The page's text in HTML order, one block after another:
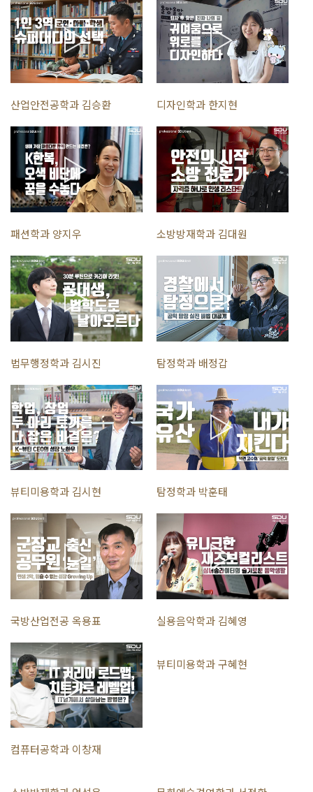
서울디지털대학교에서 놀이지도, 영어스토리텔링기법, 영어 교수법,
아동영어교육 이런 강의들을 들을 수 있어서 현장에서 직접 적용해
보았을 때 굉장히 많은 도움을 얻을 수 있었던 것 같아요.
현장에서 공간능력이라든지, 설계도 작성법, 캐드 프로그램이라든지,
포토샵, 이런 여러 소프트프로그램들을 다룰 줄 아는 능력이 현장에서
요구가 되더라고요, 공부하면서 배웠던 이론과 실무가 도움이 많이 돼요.
수업을 진행하면서 디지털대학교 교안에 대해서 굉장히 감동했고요, 저도
필요한 부분들을 느린 연주로, 반복적으로, 많은 클립들이 있어서 실력도
늘 수 있고 제 음악 하는 삶에도 좋은 영향을 끼쳤습니다.
제가 주로 병원에서 하고 있는 일이 주로 환자들 평가하고 치료하고, 이런
일들인데, SDU때 썼던 제가 교안들을 아직도 보고 있습니다. 사실 검사할
때 가장 많이 참고해서 보는 책이기도 하고요. 환자들과 상담을 할 때
교수님들께 보고 배웠던 이런 것들이 상담의 지침으로 활용하기도 하고
디지털대학이라고 해서 일반 분들은 오프라인 모임이 많이 없다고
생각하시는데 생각보다 굉장히 많은 학과 행사가 있었습니다. 대학원
진학하셨던 선배님들을 많이 만나 뵈었던 것 같아요. 그래서 좋은
정보들로 인해서 대학원진학을 결심하게 되었던 것 같습니다.
사이버대학에서의 실기위주의 교육이 많이들 어렵다고 생각하시는데
교수님들께서 그런 실습내용들을 몸소 체험해서 보여주시고 따로
오프라인 수업 시간을 정해서 직접 교수님들과 학생들이 마주하고
과제전이라든지, 기획전, 타 기관과의 연계활동들을 통한 외부 전시 등을
통해서 또 회화과 내의 여러 동아리들을 개설하여 몸소 체험할 수 있는
세무라든가, 법무, 금융 또 설계, 건축에 관한 모든 분야의 인적
네트워크를 형성하고 있는데 정보공유나 공동 중개, 이런 것들을 마음
편하고 믿을 수 있는 사람들끼리 할 수 있다는 데 대해서 자랑이라고 할
수 있습니다.
늦은 나이도, 그리고 불가능도 없다는 것을 알았습니다.
정말 문을 열고 들어가보면 더 큰 세상이 분명히 열릴 거예요. 그리고 더
좋은 미래가 보여질 것이고.
이론과 실무를 겸비하신 최고의 교수님들과 최신 디자인 트렌드를 발
빠르게 적용한 교육 시스템이라고 자신 있게 말씀 드릴 수 있고요.
여기에 서울디지털대학교가 좋은 반려자가 될 수 있을 것이라고 생각이
듭니다.
비전공자와 직업이나 학벌, 또 연령 등에 주저하지 마시고 훌륭한 선택의
결단을 내리시기를 희망합니다.
모든 분들이 일단 한 번 시작해보시면은 저처럼 좋은 성과를 이룰 수 있을
나 이창현에게
서울디지털대학교는
서울디지털대학교는
Killing two birds with one stone
내 인생에
제 2의 꿈의 도약을 위한
터닝포인트다
서울디지털대학교
산업안전공학과 김승환 디자인학과 한지현
패션학과 양지우 소방방재학과 김대원
법무행정학과 김시진 탐정학과 배정갑
뷰티미용학과 김시현 탐정학과 박훈태
국방산업전공 옥용표 실용음악학과 김혜영
컴퓨터공학과 이창재
뷰티미용학과 구혜현